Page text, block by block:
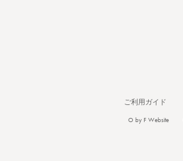
ご利用ガイド
O by F Website